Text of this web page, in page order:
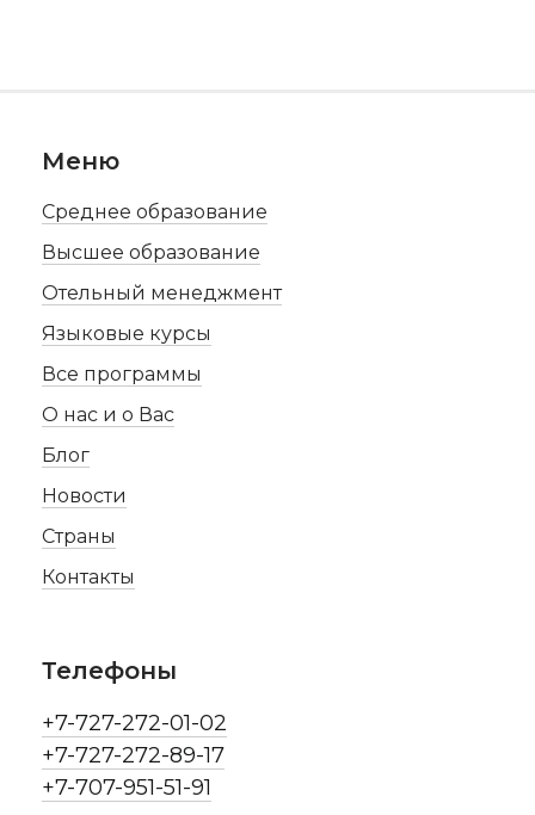
Телефоны
+7-727-272-01-02
+7-727-272-89-17
+7-707-951-51-91
Меню
Среднее образование
Высшее образование
Отельный менеджмент
Языковые курсы
Все программы
О нас и о Вас
Блог
Новости
Страны
Контакты